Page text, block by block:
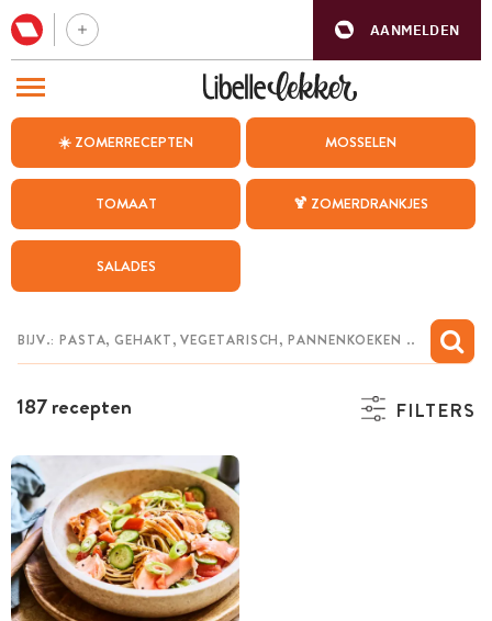
AANMELDEN
☀️ ZOMERRECEPTEN MOSSELEN
TOMAAT 🍹 ZOMERDRANKJES
SALADES
187 recepten FILTERS
BEZOEK ONZE ANDERE WEBSITES
WEEKMENU
CHAT MET MAIA
MIJN BEWAARDE RECEPTEN